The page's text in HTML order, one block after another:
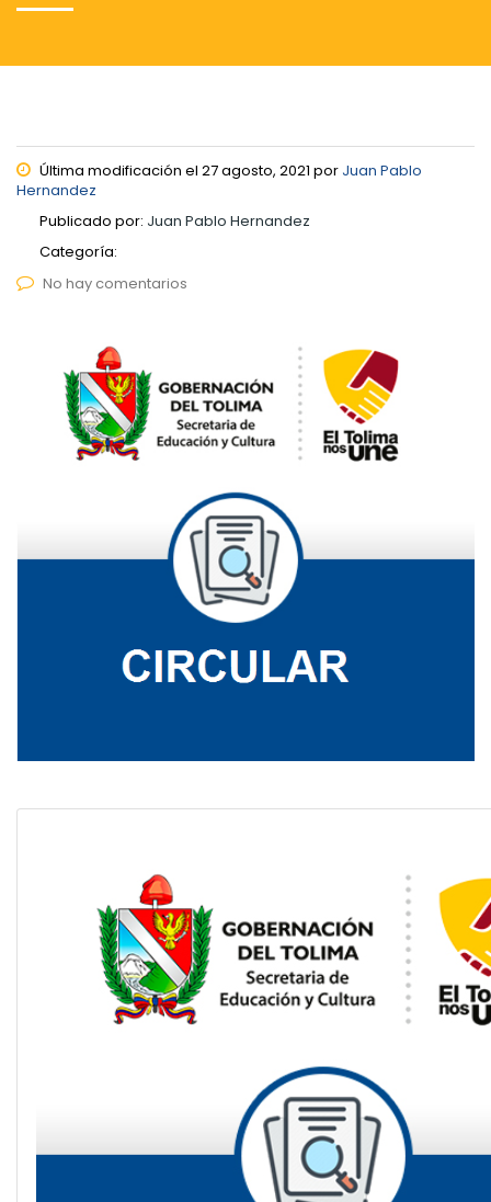
Última modificación el 27 agosto, 2021 por Juan Pablo
Hernandez
Publicado por: Juan Pablo Hernandez
Categoría:
No hay comentarios